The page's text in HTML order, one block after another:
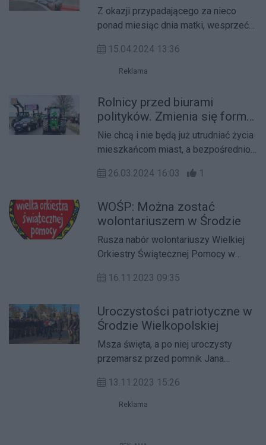
Z okazji przypadającego za nieco
ponad miesiąc dnia matki, wesprzeć
samotnych matek.
15.04.2024 13:36
Reklama
Rolnicy przed biurami
polityków. Zmienia się forma
protestu
Nie chcą i nie będą już utrudniać życia
mieszkańcom miast, a bezpośrednio -
się przed biurami posłów i senatorów.
26.03.2024 16:03 1
WOŚP: Można zostać
wolontariuszem w Środzie
Rusza nabór wolontariuszy Wielkiej
Orkiestry Świątecznej Pomocy w
16.11.2023 09:35
Uroczystości patriotyczne w
Środzie Wielkopolskiej
Msza święta, a po niej uroczysty
przemarsz przed pomnik Jana
13.11.2023 15:26
Reklama